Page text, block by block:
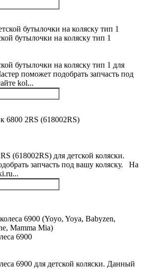
бутылочки на коляску тип 1
бутылочки на коляску тип 1 для
поможет подобрать запчасть под
kol...
(618002RS) для детской коляски.
запчасть под вашу коляску. На
6900
6900 для детской коляски. Данный